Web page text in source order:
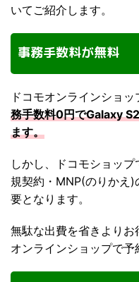
いてご紹介します。
事務手数料が無料
ドコモオンラインショ
務手数料0円でGalaxy
ます。
しかし、ドコモショッ
規契約・MNP(のりかえ
要となります。
無駄な出費を省きよりお
オンラインショップで予